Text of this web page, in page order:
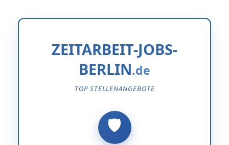
ZEITARBEIT-JOBS-
BERLIN
TOP STELLENANGEBOTE